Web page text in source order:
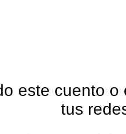
este cuento
tus